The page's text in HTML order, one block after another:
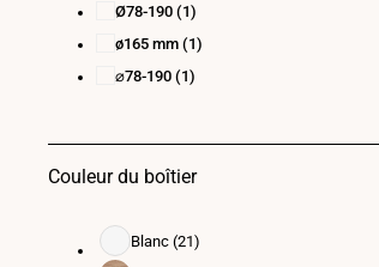
Ø78-190 (1)
ø165 mm (1)
⌀78-190 (1)
Couleur du boîtier
BlancBlanc (21)